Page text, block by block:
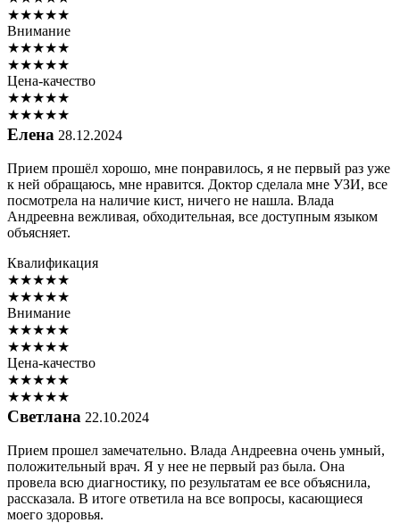
★★★★★
Внимание
★★★★★
★★★★★
Цена-качество
★★★★★
★★★★★
Елена 28.12.2024
Прием прошёл хорошо, мне понравилось, я не первый раз уже
к ней обращаюсь, мне нравится. Доктор сделала мне УЗИ, все
посмотрела на наличие кист, ничего не нашла. Влада
Андреевна вежливая, обходительная, все доступным языком
объясняет.
Квалификация
★★★★★
★★★★★
Внимание
★★★★★
★★★★★
Цена-качество
★★★★★
★★★★★
Светлана 22.10.2024
Прием прошел замечательно. Влада Андреевна очень умный,
положительный врач. Я у нее не первый раз была. Она
провела всю диагностику, по результатам ее все объяснила,
рассказала. В итоге ответила на все вопросы, касающиеся
моего здоровья.